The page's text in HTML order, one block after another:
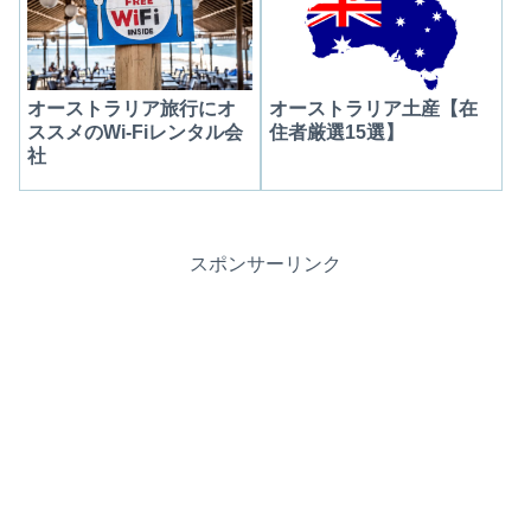
オーストラリア旅行にオ
ススメのWi-Fiレンタル会
社
オーストラリア土産【在
住者厳選15選】
スポンサーリンク